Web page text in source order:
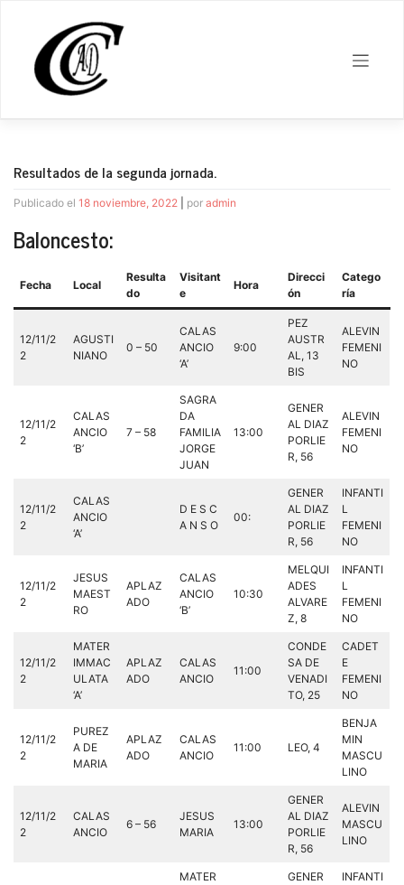
contenido
Resultados de la segunda jornada.
Publicado el 18 noviembre, 2022 por admin
Baloncesto:
Fecha Local
Resulta
do
Visitant
e
Hora
Direcci
ón
Catego
ría
12/11/2
2
AGUSTI
NIANO
0 – 50
CALAS
ANCIO
‘A’
9:00
PEZ
AUSTR
AL, 13
BIS
ALEVIN
FEMENI
NO
12/11/2
2
CALAS
ANCIO
‘B’
7 – 58
SAGRA
DA
FAMILIA
JORGE
JUAN
13:00
GENER
AL DIAZ
PORLIE
R, 56
ALEVIN
FEMENI
NO
12/11/2
2
CALAS
ANCIO
‘A’
D E S C
A N S O
00:
GENER
AL DIAZ
PORLIE
R, 56
INFANTI
L
FEMENI
NO
12/11/2
2
JESUS
MAEST
RO
APLAZ
ADO
CALAS
ANCIO
‘B’
10:30
MELQUI
ADES
ALVARE
Z, 8
INFANTI
L
FEMENI
NO
12/11/2
2
MATER
IMMAC
ULATA
‘A’
APLAZ
ADO
CALAS
ANCIO
11:00
CONDE
SA DE
VENADI
TO, 25
CADET
E
FEMENI
NO
12/11/2
2
PUREZ
A DE
MARIA
APLAZ
ADO
CALAS
ANCIO
11:00 LEO, 4
BENJA
MIN
MASCU
LINO
12/11/2
2
CALAS
ANCIO
6 – 56
JESUS
MARIA
13:00
GENER
AL DIAZ
PORLIE
R, 56
ALEVIN
MASCU
LINO
MATER
GENER
INFANTI